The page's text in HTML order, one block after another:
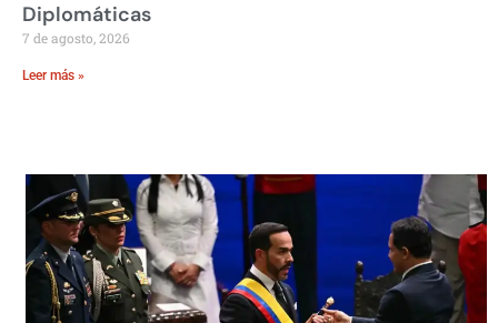
Diplomáticas
7 de agosto, 2026
Leer más »